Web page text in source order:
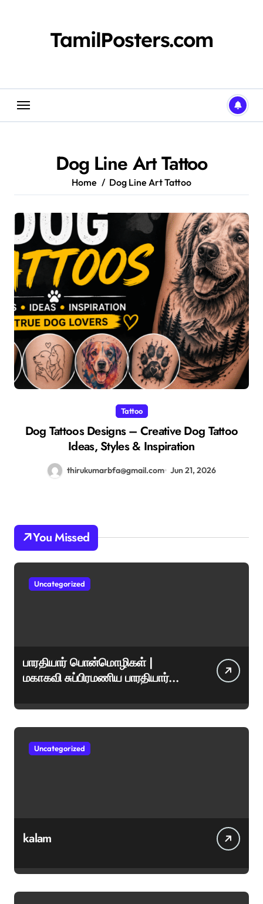
TamilPosters.com
Dog Line Art Tattoo
Home Dog Line Art Tattoo
Tattoo
Dog Tattoos Designs – Creative Dog Tattoo
Ideas, Styles & Inspiration
thirukumarbfa@gmail.com Jun 21, 2026
You Missed
Uncategorized
பாரதியார் பொன்மொழிகள் |
மகாகவி சுப்பிரமணிய பாரதியார்
ஊக்கமளிக்கும் வாசகங்கள்
Uncategorized
kalam